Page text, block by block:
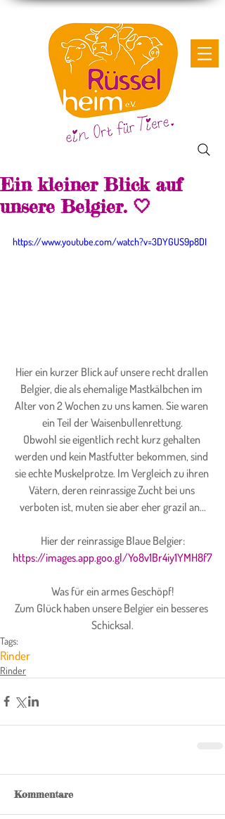
Ein kleiner Blick auf
unsere Belgier. 🤍
https://www.youtube.com/watch?v=3DYGUS9p8DI
Hier ein kurzer Blick auf unsere recht drallen
Belgier, die als ehemalige Mastkälbchen im
Alter von 2 Wochen zu uns kamen. Sie waren
ein Teil der Waisenbullenrettung.
Obwohl sie eigentlich recht kurz gehalten
werden und kein Mastfutter bekommen, sind
sie echte Muskelprotze. Im Vergleich zu ihren
Vätern, deren reinrassige Zucht bei uns
verboten ist, muten sie aber eher grazil an...
Hier der reinrassige Blaue Belgier:
https://images.app.goo.gl/Yo8v1Br4iy1YMH8f7
Was für ein armes Geschöpf!
Zum Glück haben unsere Belgier ein besseres
Schicksal.
Tags:
Rinder
Rinder
Kommentare